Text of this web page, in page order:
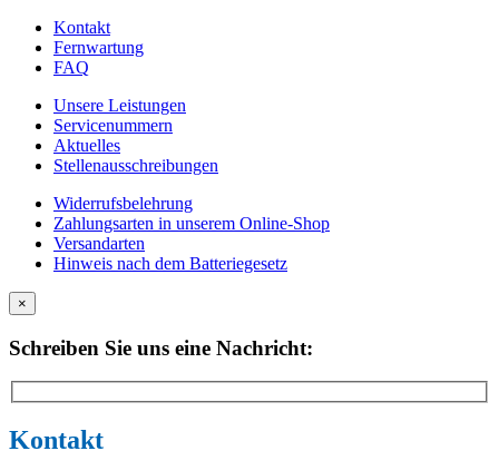
Kontakt
Fernwartung
FAQ
Unsere Leistungen
Servicenummern
Aktuelles
Stellenausschreibungen
Widerrufsbelehrung
Zahlungsarten in unserem Online-Shop
Versandarten
Hinweis nach dem Batteriegesetz
×
Schreiben Sie uns eine Nachricht:
Kontakt